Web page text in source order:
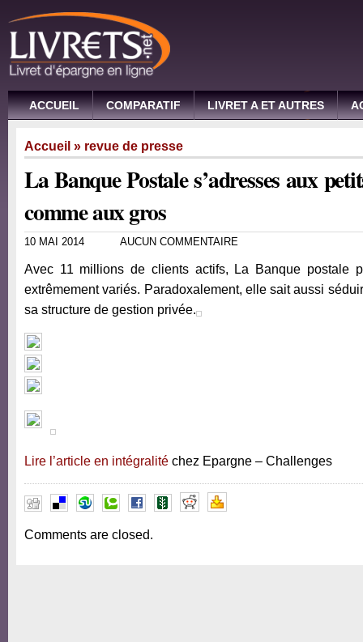
ACCUEIL COMPARATIF LIVRET A ET AUTRES
Accueil » revue de presse
La Banque Postale s’adresses aux
comme aux gros
10 MAI 2014 AUCUN COMMENTAIRE
Avec 11 millions de clients actifs, La Banque postale
extrêmement variés. Paradoxalement, elle sait aussi
sa structure de gestion privée.
Lire l’article en intégralité chez Epargne – Challenges
Comments are closed.